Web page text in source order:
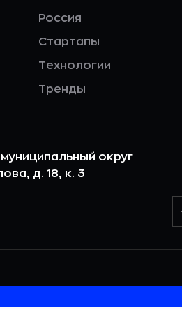
Россия
Стартапы
Технологии
Тренды
муниципальный округ
д. 18, к. 3
Если вы не хотите, чтобы ваши